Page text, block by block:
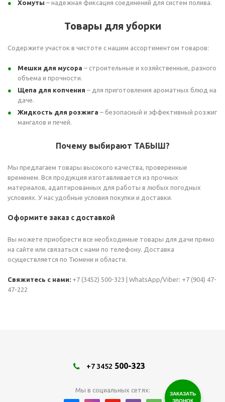
Хомуты – надежная фиксация соединений для систем полива.
Товары для уборки
Содержите участок в чистоте с нашим ассортиментом товаров:
Мешки для мусора – строительные и хозяйственные, разного
объема и прочности.
Щепа для копчения – для приготовления ароматных блюд на
даче.
Жидкость для розжига – безопасный и эффективный розжиг
мангалов и печей.
Почему выбирают ТАБЫШ?
Мы предлагаем товары высокого качества, проверенные
временем. Вся продукция изготавливается из прочных
материалов, адаптированных для работы в любых погодных
условиях. У нас удобные условия покупки и доставки.
Оформите заказ с доставкой
Вы можете приобрести все необходимые товары для дачи прямо
на сайте или связаться с нами по телефону. Доставка
осуществляется по Тюмени и области.
Свяжитесь с нами: +7 (3452) 500-323 | WhatsApp/Viber: +7 (904) 47-
47-222
+7 3452 500-323
Мы в социальных сетях:
ЗАКАЗАТЬ
ЗВОНОК